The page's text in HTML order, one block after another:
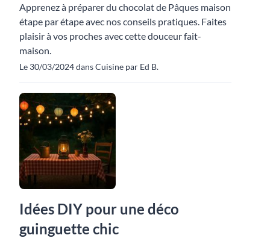
Apprenez à préparer du chocolat de Pâques maison
étape par étape avec nos conseils pratiques. Faites
plaisir à vos proches avec cette douceur fait-
maison.
Le 30/03/2024 dans Cuisine par Ed B.
Idées DIY pour une déco
guinguette chic